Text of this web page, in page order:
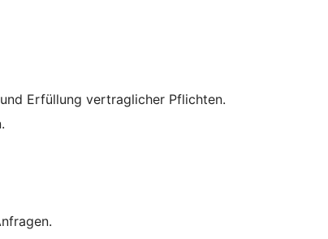
Erfüllung vertraglicher Pflichten.